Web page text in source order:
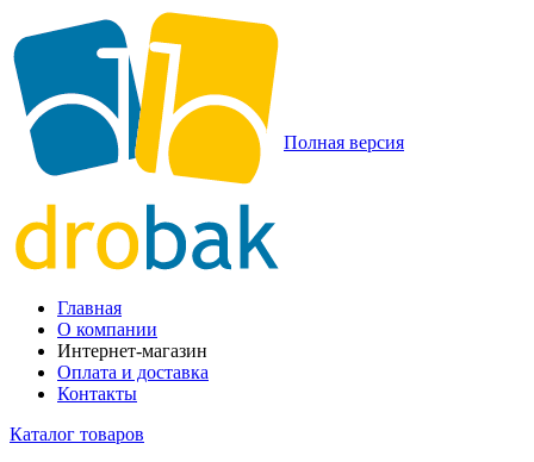
Полная версия
Главная
О компании
Интернет-магазин
Оплата и доставка
Контакты
Каталог товаров